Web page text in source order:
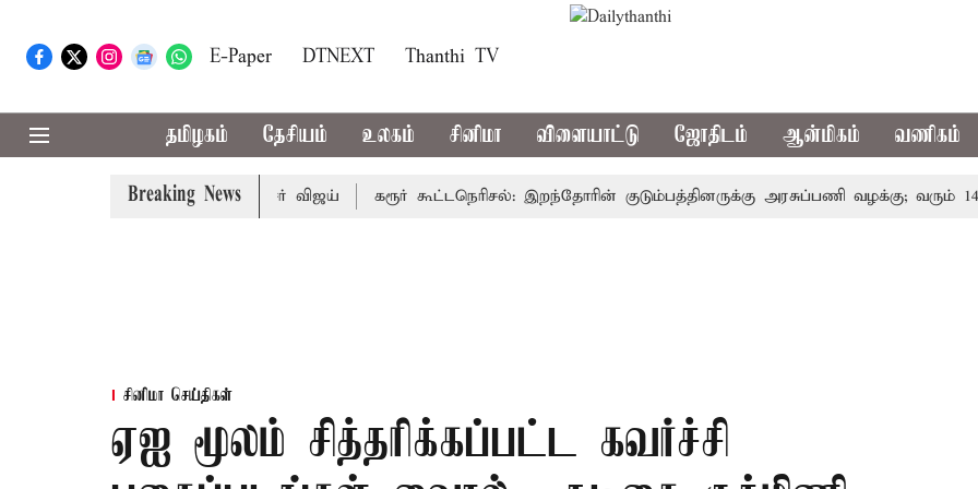
E-Paper DTNEXT Thanthi TV
தமிழகம் தேசியம் உலகம் சினிமா விளையாட்டு ஜோதிடம் ஆன்மிகம் வணிகம்
Breaking News
பாதிக்கும்: முதல்-அமைச்சர் விஜய் கரூர் கூட்டநெரிசல்: இறந்தோரின் குடும்பத்தினருக்கு அரசுப்பணி வழக்கு; வரும்
சினிமா செய்திகள்
ஏஐ மூலம் சித்தரிக்கப்பட்ட கவர்ச்சி